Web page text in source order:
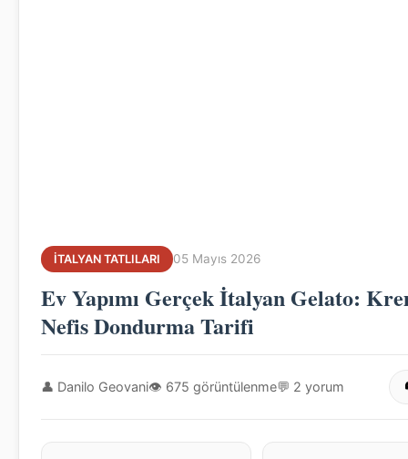
İTALYAN TATLILARI 05 Mayıs 2026
Ev Yapımı Gerçek İtalyan Gelato:
Nefis Dondurma Tarifi
👤 Danilo Geovani👁 675 görüntülenme💬 2 yorum